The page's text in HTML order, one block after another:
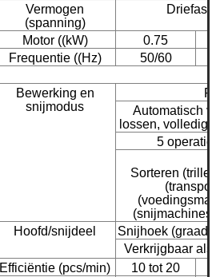
Vermogen
(spanning)
Motor ((kW)
0.75
Frequentie ((Hz)
50/60
Bewerking en
snijmodus
Automatisch
lossen, volledig
5
Sorteren
Hoofd/snijdeel
Snijhoek
Verkrijgbaar
Efficiëntie (pcs/min)
10 tot 20